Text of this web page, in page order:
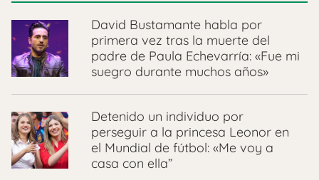
David Bustamante habla por
primera vez tras la muerte del
padre de Paula Echevarría: «Fue mi
suegro durante muchos años»
Detenido un individuo por
perseguir a la princesa Leonor en
el Mundial de fútbol: «Me voy a
casa con ella”